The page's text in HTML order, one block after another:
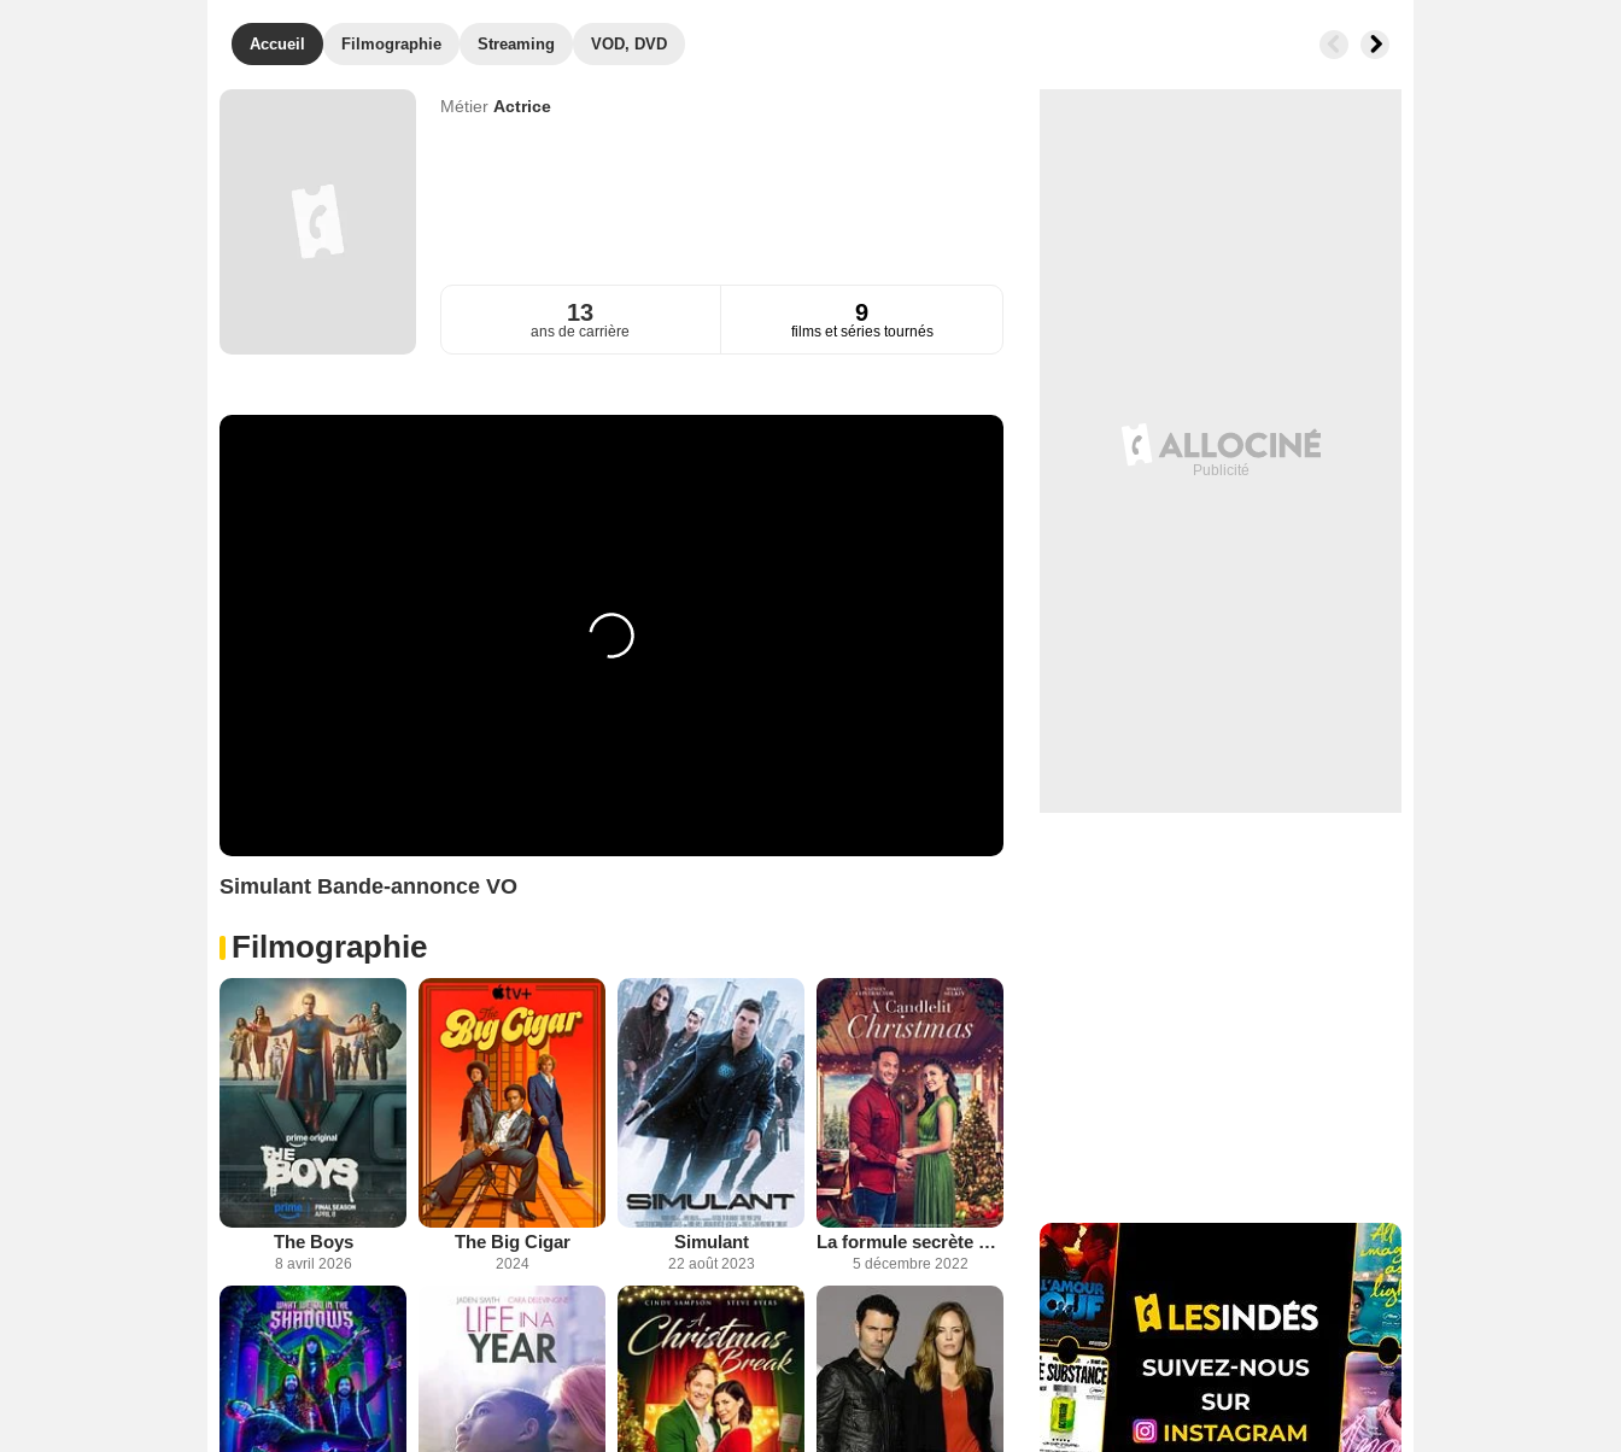
Accueil Filmographie Streaming VOD, DVD
Métier Actrice
13
ans de carrière
9
films et séries tournés
Simulant Bande-annonce VO
Filmographie
The Boys
8 avril 2026
The Big Cigar
2024
Simulant
22 août 2023
La formule secrète de Noël
5 décembre 2022